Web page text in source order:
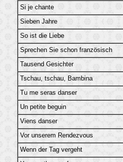
Si je chante
Sieben Jahre
So ist die Liebe
Sprechen Sie schon französisch
Tausend Gesichter
Tschau, tschau, Bambina
Tu me seras danser
Un petite beguin
Viens danser
Vor unserem Rendezvous
Wenn der Tag vergeht